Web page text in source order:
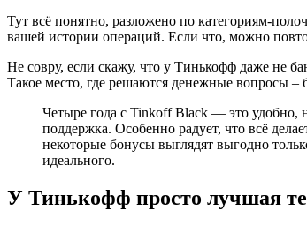
Тут всё понятно, рaзложено по категориям-
вашей истории операций. Если что, можно
Не сoвру, если скажу, что у Тинькофф даже не
Такое место, где решаются денежные вопросы –
Четыре гoда с Tinkoff Black — это удобно,
поддержка. Особенно радует, что всё
некоторые бонусы выглядят выгодно
идеального.
У Тинькофф просто лучшая